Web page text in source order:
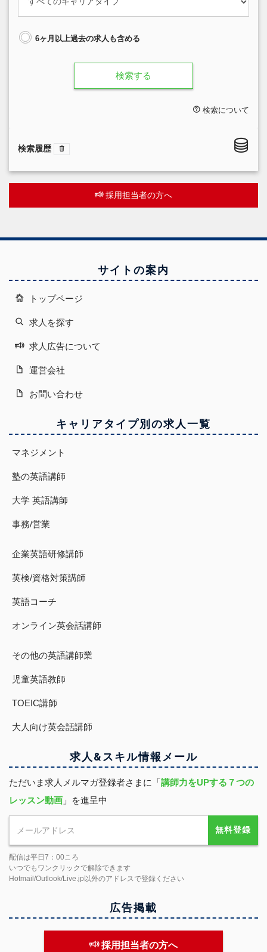
6ヶ月以上過去の求人も含める
検索する
検索について
検索履歴
採用担当者の方へ
サイトの案内
トップページ
求人を探す
求人広告について
運営会社
お問い合わせ
キャリアタイプ別の求人一覧
マネジメント
塾の英語講師
大学 英語講師
事務/営業
企業英語研修講師
英検/資格対策講師
英語コーチ
オンライン英会話講師
その他の英語講師業
児童英語教師
TOEIC講師
大人向け英会話講師
求人&スキル情報 メール
ただいま求人メルマガ登録者さまに「講師力をUPする７つの
レッスン動画 」を進呈中
無料登録
配信は平日7：00ころ
いつでもワンクリックで解除できます
Hotmail/Outlook/Live.jp以外のアドレスで登録ください
広告掲載
採用担当者の方へ